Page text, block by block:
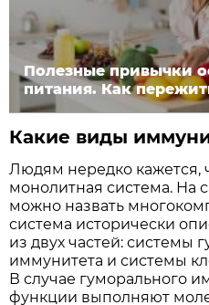
Полезные привычки
питания. Как
Какие виды
Людям нередко кажется,
монолитная система. На
можно назвать
система исторически
из двух частей: системы
иммунитета и системы
В случае гуморального
функции выполняют